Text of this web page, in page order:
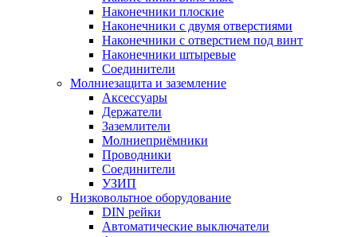
Наконечники плоские
Наконечники с двумя отверстиями
Наконечники с отверстием под винт
Наконечники штыревые
Соединители
Молниезащита и заземление
Аксессуары
Держатели
Заземлители
Молниеприёмники
Проводники
Соединители
УЗИП
Низковольтное оборудование
DIN рейки
Автоматические выключатели